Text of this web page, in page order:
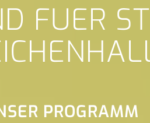
FUER
PROGRAMM